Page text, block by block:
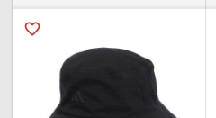
favorite_border